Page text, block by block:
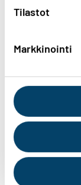
Tilastot
Markkinointi
Näe